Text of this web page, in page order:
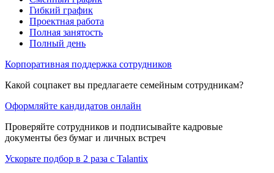
Гибкий график
Проектная работа
Полная занятость
Полный день
Корпоративная поддержка сотрудников
Какой соцпакет вы предлагаете семейным сотрудникам?
Оформляйте кандидатов онлайн
Проверяйте сотрудников и подписывайте кадровые
документы без бумаг и личных встреч
Ускорьте подбор в 2 раза с Talantix